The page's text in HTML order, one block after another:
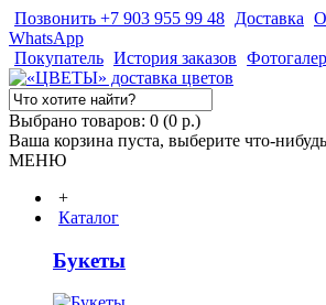
Позвонить +7 903 955 99 48 Доставка
WhatsApp
Покупатель История заказов
Выбрано товаров: 0 (0 р.)
Ваша корзина пуста, выберите что-
МЕНЮ
+
Каталог
Букеты